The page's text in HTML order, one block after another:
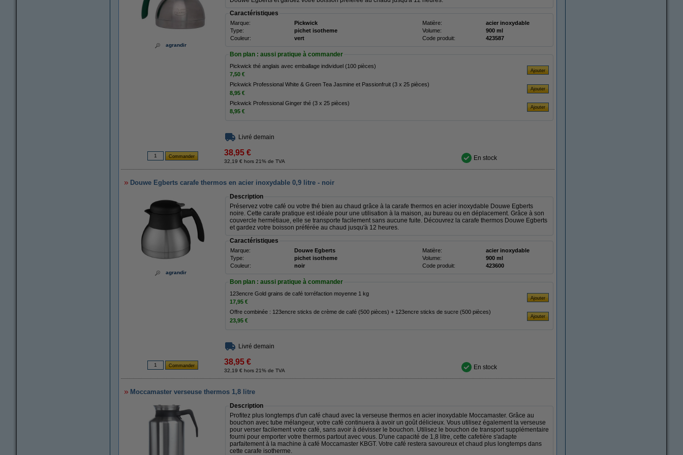
agrandir
Caractéristiques
Marque: Pickwick Matière:
acier inoxydable
Type:
pichet isotheme Volume:
900 ml
Couleur:
vert Code produit: 423587
Bon plan : aussi pratique à commander
Pickwick thé anglais avec emballage individuel (100 pièces)
7,50 €
Pickwick Professional White & Green Tea Jasmine et Passionfruit (3 x 25 pièces)
8,95 €
Pickwick Professional Ginger thé (3 x 25 pièces)
8,95 €
Livré demain
38,95 €
32,19 € hors 21% de TVA En stock
Douwe Egberts carafe thermos en acier inoxydable 0,9 litre - noir
agrandir
Description
Préservez votre café ou votre thé bien au chaud grâce à la carafe thermos en acier inoxydable Douwe Egberts
noire. Cette carafe pratique est idéale pour une utilisation à la maison, au bureau ou en déplacement. Grâce à son
couvercle hermétiaue, elle se transporte facilement sans aucune fuite. Découvrez la carafe thermos Douwe Egberts
et gardez votre boisson préférée au chaud jusqu'à 12 heures.
Caractéristiques
Marque: Douwe Egberts Matière:
acier inoxydable
Type:
pichet isotheme Volume:
900 ml
Couleur:
noir Code produit: 423600
Bon plan : aussi pratique à commander
123encre Gold grains de café torréfaction moyenne 1 kg
17,95 €
Offre combinée : 123encre sticks de crème de café (500 pièces) + 123encre sticks de sucre (500 pièces)
23,95 €
Livré demain
38,95 €
32,19 € hors 21% de TVA En stock
Moccamaster verseuse thermos 1,8 litre
Description
Profitez plus longtemps d'un café chaud avec la verseuse thermos en acier inoxydable Moccamaster. Grâce au
bouchon avec tube mélangeur, votre café continuera à avoir un goût délicieux. Vous utilisez également la verseuse
pour verser facilement votre café, sans avoir à dévisser le bouchon. Utilisez le bouchon de transport supplémentaire
fourni pour emporter votre thermos partout avec vous. D'une capacité de 1,8 litre, cette cafetière s'adapte
parfaitement à la machine à café Moccamaster KBGT. Votre café restera savoureux et chaud plus longtemps dans
cette carafe isotherme.